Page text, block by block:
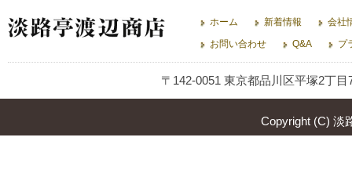
ホーム 新着情報
会社
お問い合わせ
Q&A プ
〒142-0051 東京都品川区平塚2丁
Copyright (C) 淡